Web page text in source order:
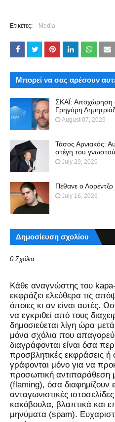
Ετικέτες: Media
Μπορεί να σας αρέσουν
ΣΚΑΪ: Αποχώρηση
Γρηγόρη
August 07, 2026
Τάσος Αρνιακός:
στέγη του
July 29, 2026
Πέθανε ο Λορέντζο
July 16, 2026
Δημοσίευση σχολίου
0 Σχόλια
Kάθε αναγνώστης του
εκφράζει ελεύθερα τις
όποιες κι αν είναι αυτές.
να εγκριθεί από τους
δημοσιεύεται λίγη ώρα
μόνα σχόλια που
διαγράφονται είναι όσα
προσβλητικές εκφράσεις
γράφονται μόνο για να
προσωπική αντιπαράθεση
(flaming), όσα διαφημίζουν
ανταγωνιστικές
κακόβουλα, βλαπτικά και
μηνύματα (spam).